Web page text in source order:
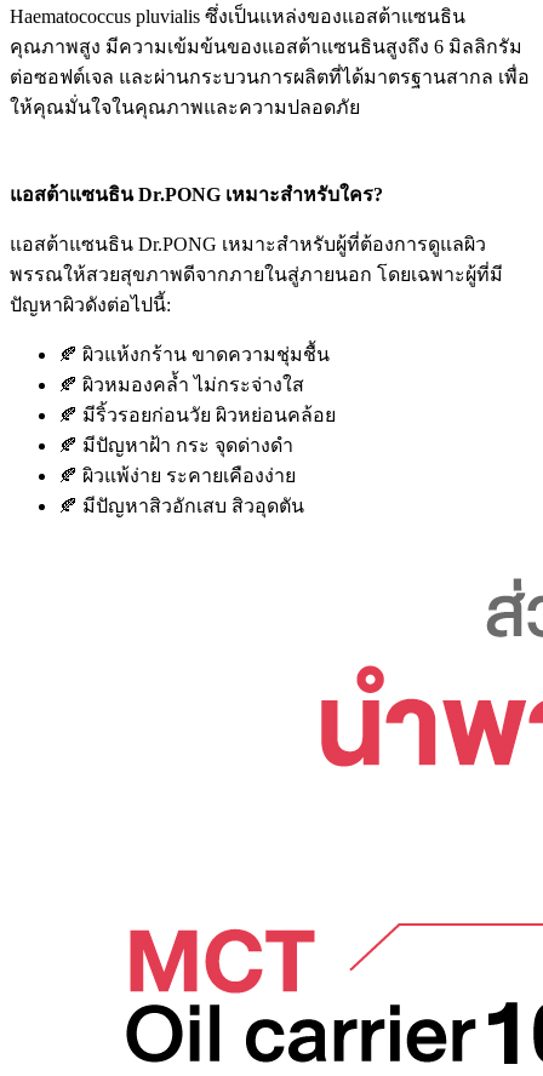
Haematococcus pluvialis ซึ่งเป็นแหล่งของแอสต้าแซนธิน
คุณภาพสูง มีความเข้มข้นของแอสต้าแซนธินสูงถึง 6 มิลลิกรัม
ต่อซอฟต์เจล และผ่านกระบวนการผลิตที่ได้มาตรฐานสากล เพื่อ
ให้คุณมั่นใจในคุณภาพและความปลอดภัย
แอสต้าแซนธิน Dr.PONG เหมาะสำหรับใคร?
แอสต้าแซนธิน Dr.PONG เหมาะสำหรับผู้ที่ต้องการดูแลผิว
พรรณให้สวยสุขภาพดีจากภายในสู่ภายนอก โดยเฉพาะผู้ที่มี
ปัญหาผิวดังต่อไปนี้:
🍂 ผิวแห้งกร้าน ขาดความชุ่มชื้น
🍂 ผิวหมองคล้ำ ไม่กระจ่างใส
🍂 มีริ้วรอยก่อนวัย ผิวหย่อนคล้อย
🍂 มีปัญหาฝ้า กระ จุดด่างดำ
🍂 ผิวแพ้ง่าย ระคายเคืองง่าย
🍂 มีปัญหาสิวอักเสบ สิวอุดตัน